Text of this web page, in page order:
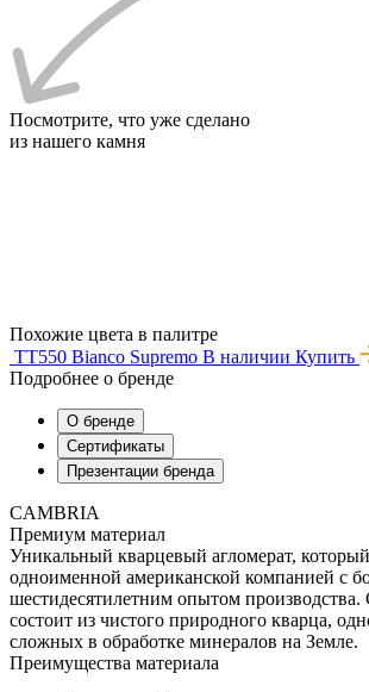
Посмотрите, что уже сделано
из нашего камня
Похожие цвета в палитре
TT550 Bianco Supremo В наличии Купить
Подробнее о бренде
О бренде
Сертификаты
Презентации бренда
CAMBRIA
Премиум материал
Уникальный кварцевый агломерат,
одноименной американской компанией с
шестидесятилетним опытом производства.
состоит из чистого природного кварца,
сложных в обработке минералов на Земле.
Преимущества материала